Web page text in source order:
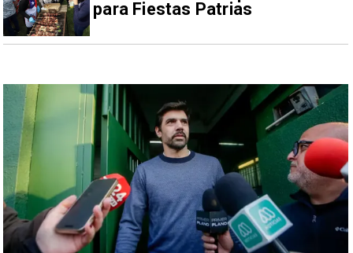
para Fiestas Patrias